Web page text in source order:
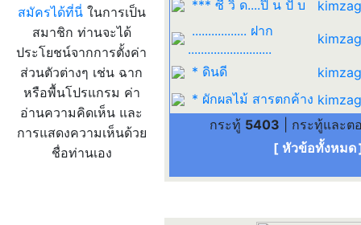
สมัครได้ที่นี่ในการเป็น
สมาชิก ท่านจะได้
ประโยชน์จากการตั้งค่า
ส่วนตัวต่างๆ เช่น ฉาก
หรือพื้นโปรแกรม ค่า
อ่านความคิดเห็น และ
การแสดงความเห็นด้วย
ชื่อท่านเอง
*** ซี วิ ด....ปิ้ น ปั๊ บ
................. ฝาก
..........................
* ดินดี
* ผักผลไม้ สารตกค้าง
กระทู้ 5403 | กระทู้และ
[ หัวข้อทั้งหมด